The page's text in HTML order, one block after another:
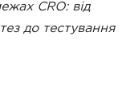
CRO: від
до тестування